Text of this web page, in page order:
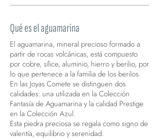
Qué es el aguamarina
El aguamarina, mineral precioso formado a
partir de rocas volcánicas, está compuesto
por cobre, sílice, aluminio, hierro y berilio, por
lo que pertenece a la familia de los berilos.
En las Joyas Comete se distinguen dos
calidades: una utilizada en la Colección
Fantasía de Aguamarina y la calidad Prestige
en la Colección Azul.
Esta piedra preciosa se regala como signo de
valentía, equilibrio y serenidad.